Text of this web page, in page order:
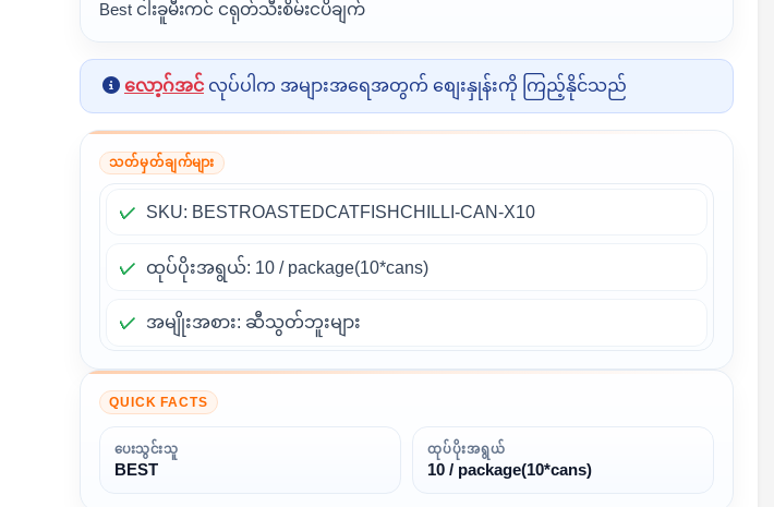
Best ငါးခူမီးကင် ငရုတ်သီးစိမ်းငပိချက်
လော့ဂ်အင်လုပ်ပါက အများအရေအတွက် စျေးနှုန်းကို ကြည့်နိုင်သည်
သတ်မှတ်ချက်များ
SKU: BESTROASTEDCATFISHCHILLI-CAN-X10
ထုပ်ပိုးအရွယ်: 10 / package(10*cans)
အမျိုးအစား: ဆီသွတ်ဘူးများ
QUICK FACTS
ပေးသွင်းသူ
BEST
ထုပ်ပိုးအရွယ်
10 / package(10*cans)